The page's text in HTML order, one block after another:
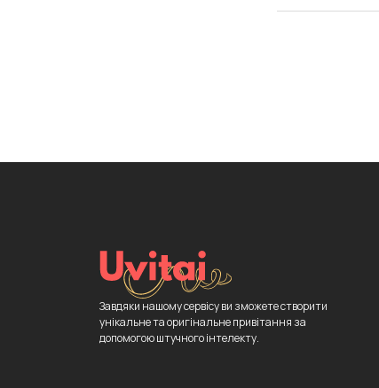
Завдяки нашому сервісу ви зможете створити
унікальне та оригінальне привітання за
допомогою штучного інтелекту.